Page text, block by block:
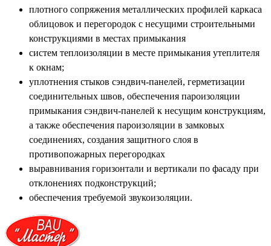
плотного сопряжения металлических профилей каркаса
облицовок и перегородок с несущими строительными
конструкциями в местах примыкания
систем теплоизоляции в месте примыкания утеплителя
к окнам;
уплотнения стыков сэндвич-панелей, герметизации
соединительных швов, обеспечения пароизоляции
примыкания сэндвич-панелей к несущим конструкциям,
а также обеспечения пароизоляции в замковых
соединениях, создания защитного слоя в
противопожарных перегородках
выравнивания горизонтали и вертикали по фасаду при
отклонениях подконструкций;
обеспечения требуемой звукоизоляции.